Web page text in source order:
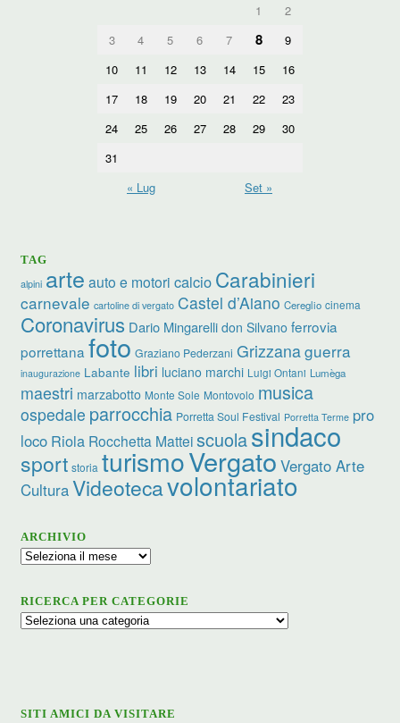
1
2
3
4 5 6 7 8
9
10
11 12 13 14 15
16
17
18 19 20 21 22
23
24
25 26 27 28 29
30
31
« Lug
Set »
TAG
alpini arte auto e motori calcio Carabinieri
carnevale cartoline di vergato Castel d’Aiano Cereglio cinema
Coronavirus Dario Mingarelli don Silvano ferrovia
porrettana foto Graziano Pederzani Grizzanaguerra
inaugurazione Labante libri luciano marchi Luigi Ontani Lumèga
maestri marzabotto Monte Sole Montovolo musica
ospedale parrocchia Porretta Soul Festival Porretta Terme pro
loco Riola Rocchetta Matteiscuolasindaco
sport storia turismoVergato Vergato Arte
CulturaVideotecavolontariato
ARCHIVIO
Archivio
RICERCA PER CATEGORIE
Ricerca
SITI AMICI DA VISITARE